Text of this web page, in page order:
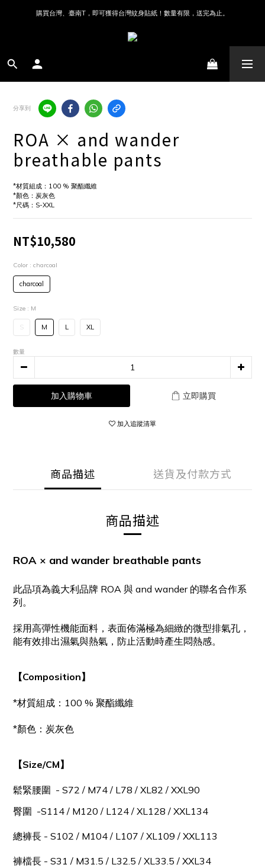
購買台灣、臺南T，即可獲得台灣紋身貼紙！數量有限，送完為止。
分享到
ROA × and wander
breathable pants
*材質組成：100 % 聚酯纖維
*顏色：炭灰色
*尺碼：S-XXL
NT$10,580
Color : charcoal
charcoal
Size : M
M L XL
數量
加入購物車 立即購買
加入追蹤清單
商品描述 送貨及付款方式
商品描述
ROA × and wander breathable pants
此品項為義大利品牌 ROA 與 and wander 的聯名合作系
列。
採用高彈性機能面料，表面佈滿極為細緻的微型排氣孔，
能有效排出濕氣與熱氣，防止活動時產生悶熱感。
【Composition】
*材質組成：100 % 聚酯纖維
*顏色：炭灰色
【Size/CM】
鬆緊腰圍 - S72 / M74 / L78 / XL82 / XXL90
臀圍 -S114 / M120 / L124 / XL128 / XXL134
總褲長 - S102 / M104 / L107 / XL109 / XXL113
褲檔長 - S31 / M31.5 / L32.5 / XL33.5 / XXL34